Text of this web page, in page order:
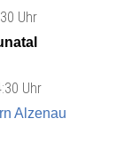
Uhr
Uhr
Alzenau